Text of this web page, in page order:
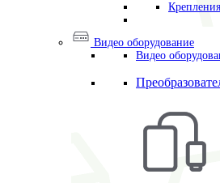
Видео оборудование
Видео